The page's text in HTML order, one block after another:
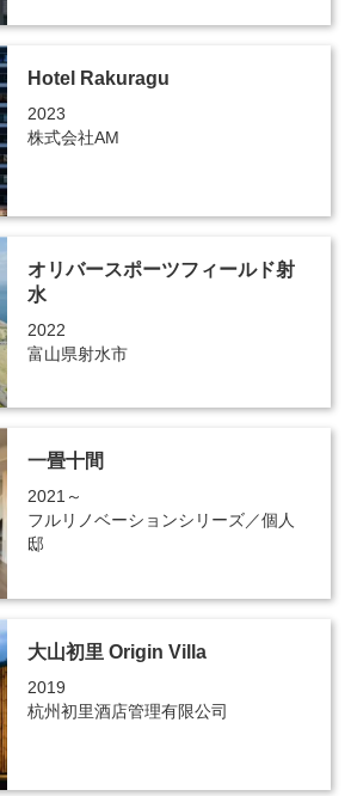
Hotel Rakuragu
2023
株式会社AM
オリバースポーツフィールド射
水
2022
富山県射水市
一畳十間
2021～
フルリノベーションシリーズ／個人
邸
大山初里 Origin Villa
2019
杭州初里酒店管理有限公司